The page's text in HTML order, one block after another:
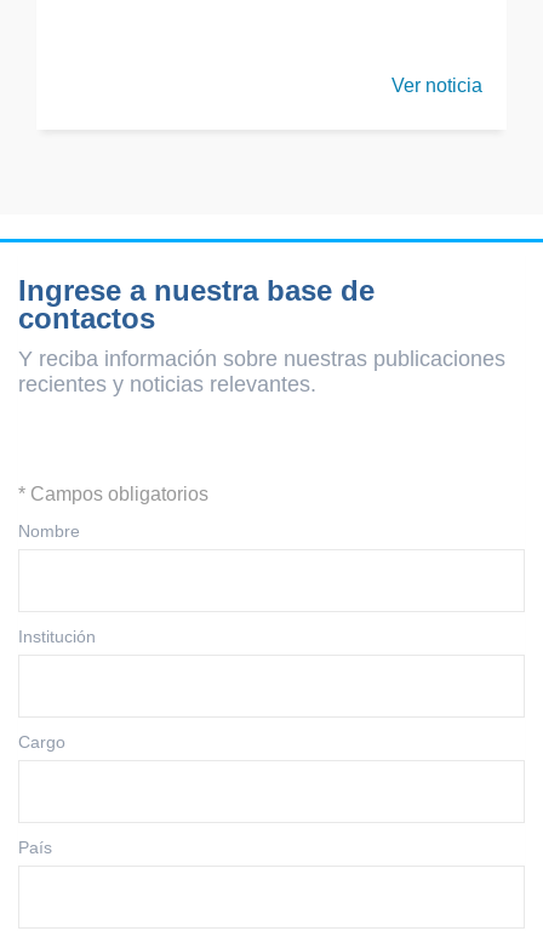
Ver noticia
Ingrese a nuestra base de
contactos
Y reciba información sobre nuestras publicaciones
recientes y noticias relevantes.
* Campos obligatorios
Nombre
Institución
Cargo
País